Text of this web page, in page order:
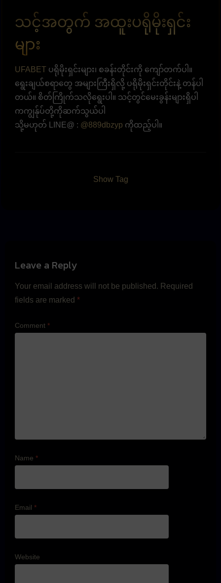
သင့်အတွက် အထူးပရိုမိုးရှင်း
များ
UFABET ပရိုမိုးရှင်းများ၊ စခန်းတိုင်းကို ကျော်တက်ပါ။
ရွေးချယ်စရာတွေ အများကြီးရှိလို့ ပရိုမိုးရှင်းတိုင်းနဲ့ တန်ပါ
တယ်။ စိတ်ကြိုက်သလိုရွေးပါ။ သင့်တွင်မေးခွန်းများရှိပါ
ကကျွန်ုပ်တို့ကိုဆက်သွယ်ပါ
သို့မဟုတ် LINE@ : @889dbzyp ကိုထည့်ပါ။
Show Tag
Leave a Reply
Your email address will not be published. Required
fields are marked *
Comment *
Name *
Email *
Website